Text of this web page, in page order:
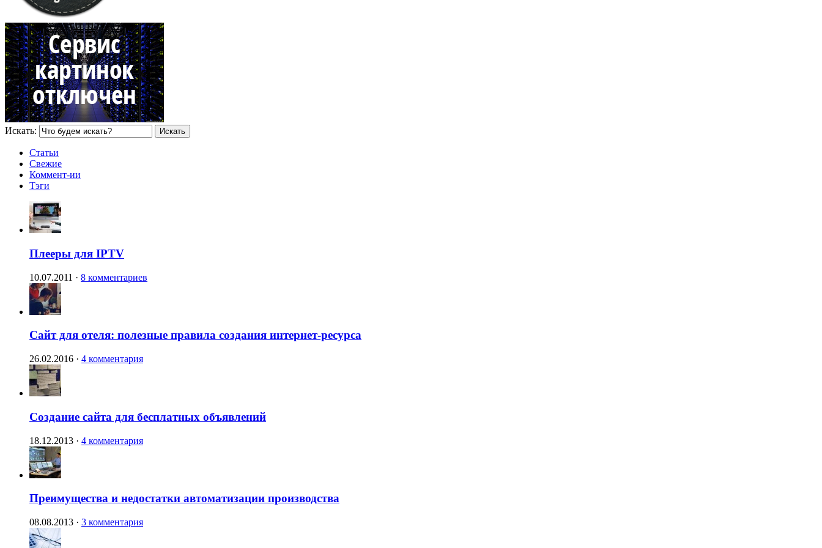
Искать:
Статьи
Свежие
Коммент-ии
Тэги
Плееры для IPTV
10.07.2011 · 8 комментариев
Сайт для отеля: полезные правила создания интернет-ресурса
26.02.2016 · 4 комментария
Создание сайта для бесплатных объявлений
18.12.2013 · 4 комментария
Преимущества и недостатки автоматизации производства
08.08.2013 · 3 комментария